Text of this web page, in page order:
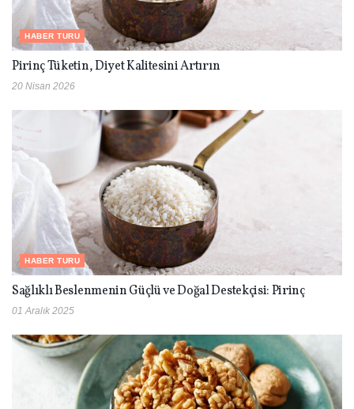
HABER TURU
Pirinç Tüketin, Diyet Kalitesini Artırın
20 Nisan 2026
HABER TURU
Sağlıklı Beslenmenin Güçlü ve Doğal Destekçisi: Pirinç
01 Aralık 2025